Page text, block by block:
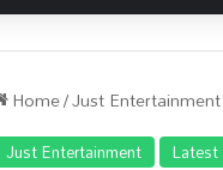
Home/Just Entertainment
Just Entertainment